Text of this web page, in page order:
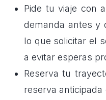
Pide tu viaje con
demanda antes y
lo que solicitar el
a evitar esperas
Reserva tu
reserva